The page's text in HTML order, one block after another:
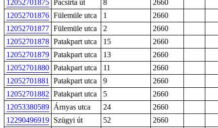
12052701875 Pacsirta út 8
2660
12052701876 Fülemüle utca 1
2660
12052701877 Fülemüle utca 2
2660
12052701878 Patakpart utca 15
2660
12052701879 Patakpart utca 13
2660
12052701880 Patakpart utca 11
2660
12052701881
Patakpart utca 9
2660
12052701882 Patakpart utca 5
2660
12053380589 Árnyas utca 24
2660
12290496919 Szügyi út 52
2660